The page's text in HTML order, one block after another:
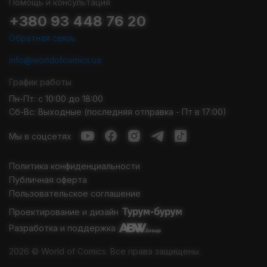
Toys Crazy– действительно сумасшедшие игрушки. Они
уникальны и неповторимы. Удобный каталог World Of Comics
размеры игрушки и другие ее характеристики. На
Собрать коллекцию можно в один клик.
Помощь и консультация
+380 93 448 76 20
Обратная связь
info@worldofcomics.ua
График работы
Пн-Пт: с 10:00 до 18:00
Сб-Вс: Выходные (последняя отправка - Пт в 17:00)
Мы в соцсетях
Политика конфиденциальности
Публичная оферта
Пользовательское соглашение
Проектирование и дизайн
Разработка и поддержка
2026 © World of Comics. Все права защищены.